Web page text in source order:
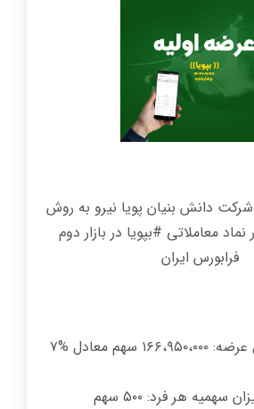
دانش بنیان پویا نیرو به روش
معاملاتی #بپویا در بازار دوم
فرابورس ایران
سهم معادل %۷
سهمیه هر فرد: ۵۰۰ سهم